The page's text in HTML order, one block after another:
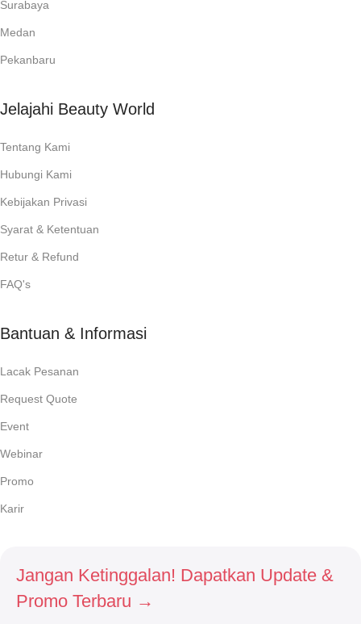
Surabaya
Medan
Pekanbaru
Jelajahi Beauty World
Tentang Kami
Hubungi Kami
Kebijakan Privasi
Syarat & Ketentuan
Retur & Refund
FAQ's
Bantuan & Informasi
Lacak Pesanan
Request Quote
Event
Webinar
Promo
Karir
Jangan Ketinggalan! Dapatkan Update &
Promo Terbaru →